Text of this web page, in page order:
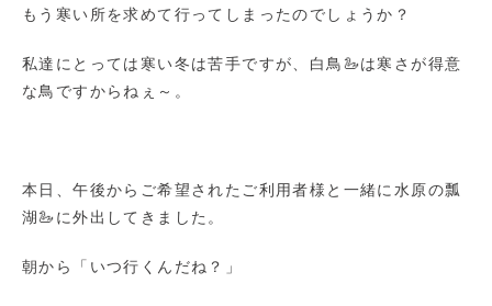
もう寒い所を求めて行ってしまったのでしょうか？
私達にとっては寒い冬は苦手ですが、白鳥🦢は寒さが得意
な鳥ですからねぇ～。
本日、午後からご希望されたご利用者様と一緒に水原の瓢
湖🦢に外出してきました。
朝から「いつ行くんだね？」